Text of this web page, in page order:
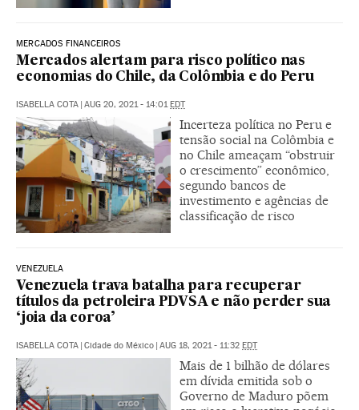
MERCADOS FINANCEIROS
Mercados alertam para risco político nas
economias do Chile, da Colômbia e do Peru
ISABELLA COTA | AUG 20, 2021 - 14:01EDT
Incerteza política no Peru e
tensão social na Colômbia e
no Chile ameaçam “obstruir
o crescimento” econômico,
segundo bancos de
investimento e agências de
classificação de risco
VENEZUELA
Venezuela trava batalha para recuperar
títulos da petroleira PDVSA e não perder sua
‘joia da coroa’
ISABELLA COTA | Cidade do México | AUG 18, 2021 - 11:32 EDT
Mais de 1 bilhão de dólares
em dívida emitida sob o
Governo de Maduro põem